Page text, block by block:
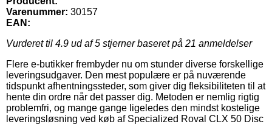
Varenummer: 30157
EAN:
Vurderet til 4.9 ud af 5 stjerner baseret på 21 anmeldelser
Flere e-butikker frembyder nu om stunder diverse forskellige
leveringsudgaver. Den mest populære er på nuværende
tidspunkt afhentningssteder, som giver dig fleksibiliteten til at
hente din ordre når det passer dig. Metoden er nemlig rigtig
problemfri, og mange gange ligeledes den mindst kostelige
leveringsløsning ved køb af Specialized Roval CLX 50 Disc